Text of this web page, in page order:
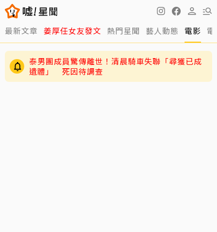
最新文章 姜厚任女友發文 熱門星聞 藝人動態 電影
泰男團成員驚傳離世！清晨騎車失聯「尋獲已成
遺體」 死因待調查